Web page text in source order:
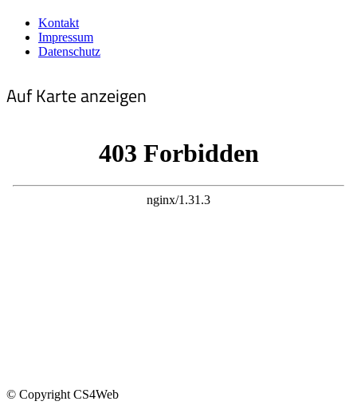
Kontakt
Impressum
Datenschutz
Auf Karte anzeigen
© Copyright CS4Web